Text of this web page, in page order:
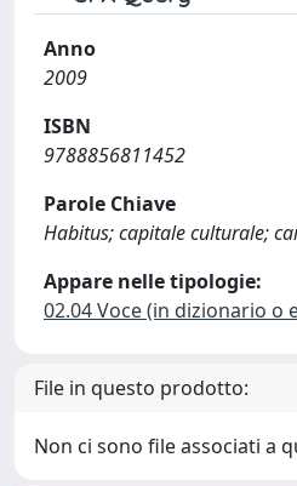
Anno
2009
ISBN
9788856811452
Parole Chiave
Habitus; capitale culturale;
Appare nelle tipologie:
02.04 Voce (in dizionario o
File in questo prodotto:
Non ci sono file associati a